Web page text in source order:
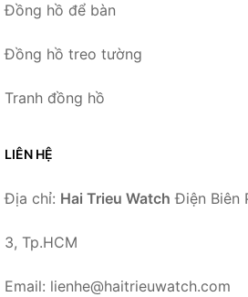
Đồng hồ để bàn
Đồng hồ treo tường
Tranh đồng hồ
LIÊN HỆ
Địa chỉ: Hai Trieu Watch Điện Biên
3, Tp.HCM
Email: lienhe@haitrieuwatch.com